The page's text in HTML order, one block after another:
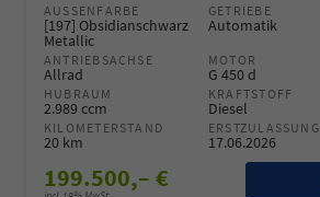
AUSSENFARBE
[197] Obsidianschwarz
Metallic
GETRIEBE
Automatik
ANTRIEBSACHSE
Allrad
MOTOR
G 450 d
HUBRAUM
2.989 ccm
KRAFTSTOFF
Diesel
KILOMETERSTAND
20 km
ERSTZULASSUNG
17.06.2026
199.500,– €